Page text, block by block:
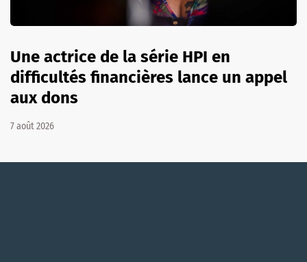
Une actrice de la série HPI en
difficultés financières lance un appel
aux dons
7 août 2026